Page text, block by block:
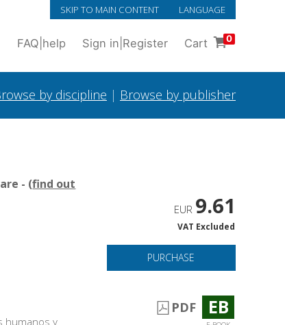
SKIP TO MAIN CONTENT LANGUAGE
FAQ help Sign in Register Cart 0
by discipline | Browse by publisher
- (find out
humanos y
EUR 9.61
VAT Excluded
PURCHASE
PDF EB